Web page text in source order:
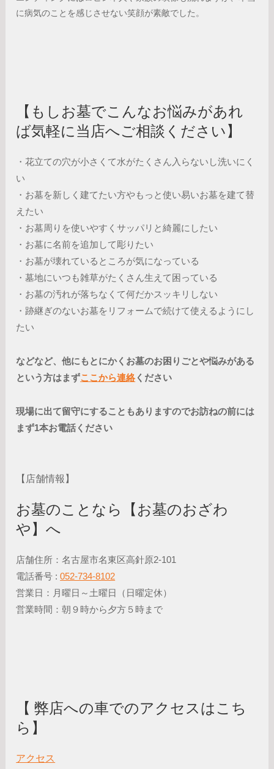
に病気のことを感じさせない笑顔が素敵でした。
【もしお墓でこんなお悩みがあれ
ば気軽に当店へご相談ください】
・花立ての穴が小さくて水がたくさん入らないし洗いにく
い
・お墓を新しく建てたい方やもっと使い易いお墓を建て替
えたい
・お墓周りを使いやすくサッパリと綺麗にしたい
・お墓に名前を追加して彫りたい
・お墓が壊れているところが気になっている
・墓地にいつも雑草がたくさん生えて困っている
・お墓の汚れが落ちなくて何だかスッキリしない
・跡継ぎのないお墓をリフォームで続けて使えるようにし
たい
などなど、他にもとにかくお墓のお困りごとや悩みがある
という方はまずここから連絡ください
現場に出て留守にすることもありますのでお訪ねの前には
まず1本お電話ください
【店舗情報】
お墓のことなら【お墓のおざわ
や】へ
店舗住所：名古屋市名東区高針原2-101
電話番号 :052-734-8102
営業日：月曜日～土曜日（日曜定休）
営業時間：朝９時から夕方５時まで
【 弊店への車でのアクセスはこち
ら】
アクセス